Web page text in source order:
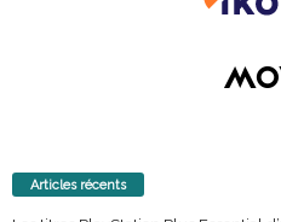
Articles récents